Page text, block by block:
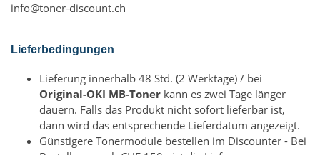
info@toner-discount.ch
Lieferbedingungen
Lieferung innerhalb 48 Std. (2 Werktage) / bei
Original-OKI MB-Toner kann es zwei Tage länger
dauern. Falls das Produkt nicht sofort lieferbar ist,
dann wird das entsprechende Lieferdatum angezeigt.
Günstigere Tonermodule bestellen im Discounter - Bei